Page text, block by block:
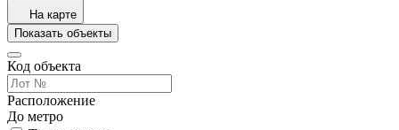
На карте
Показать объекты
Код объекта
Расположение
До метро